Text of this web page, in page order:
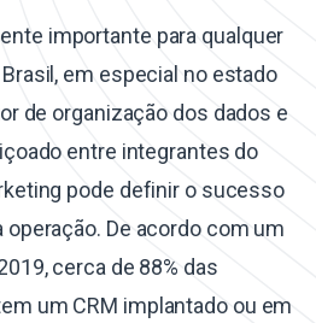
importante para qualquer
em especial no estado
de organização dos dados e
entre integrantes do
pode definir o sucesso
De acordo com um
cerca de 88% das
um CRM implantado ou em